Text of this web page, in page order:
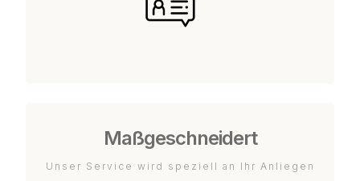
Maßgeschneidert
Unser Service wird speziell an Ihr Anliegen